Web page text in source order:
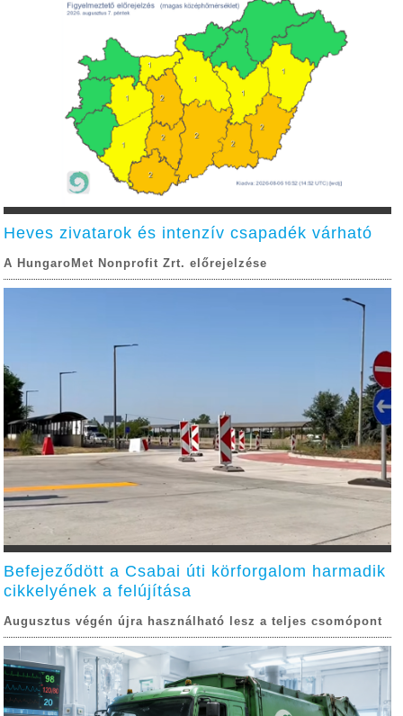
Heves zivatarok és intenzív csapadék várható
A HungaroMet Nonprofit Zrt. előrejelzése
Befejeződött a Csabai úti körforgalom harmadik
cikkelyének a felújítása
Augusztus végén újra használható lesz a teljes csomópont